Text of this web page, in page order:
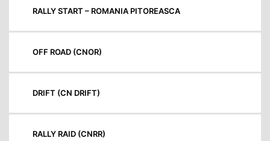
RALLY START – ROMANIA PITOREASCA
OFF ROAD (CNOR)
DRIFT (CN DRIFT)
RALLY RAID (CNRR)